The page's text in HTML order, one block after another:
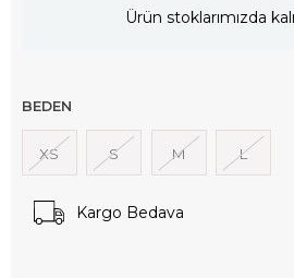
Ürün stoklarımızda
BEDEN
XS S M L
Kargo Bedava